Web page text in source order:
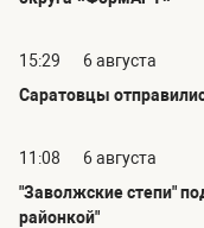
15:29
6 августа
Саратовцы
11:08
6 августа
"Заволжские степи"
районкой"